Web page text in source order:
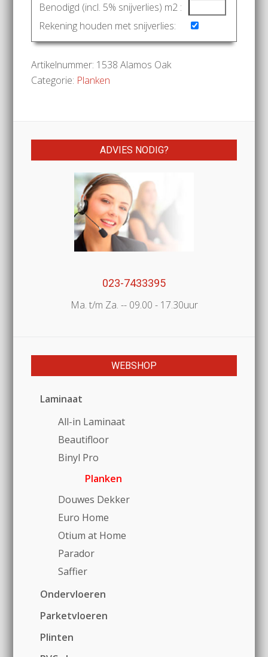
Benodigd (incl. 5% snijverlies) m2 :
Rekening houden met snijverlies:
Artikelnummer: 1538 Alamos Oak
Categorie: Planken
ADVIES NODIG?
023-7433395
Ma. t/m Za. -- 09.00 - 17.30uur
WEBSHOP
Laminaat
All-in Laminaat
Beautifloor
Binyl Pro
Planken
Douwes Dekker
Euro Home
Otium at Home
Parador
Saffier
Ondervloeren
Parketvloeren
Plinten